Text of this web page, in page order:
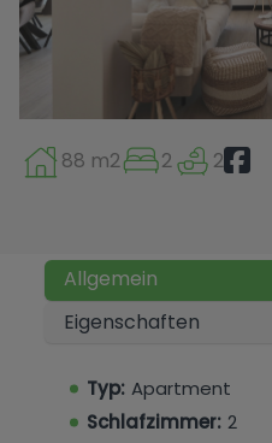
88 m2 2 2
Allgemein
Eigenschaften
Typ: Apartment
Schlafzimmer: 2